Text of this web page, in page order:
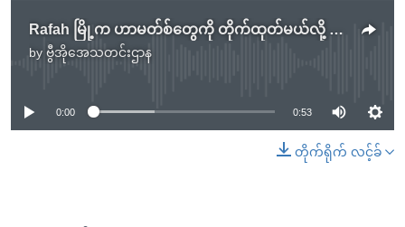
Rafah မြို့က ဟာမတ်စ်တွေကို တိုက်ထုတ်မယ်လို့ အစ္စရေးဝန်ကြီးချုပ် ကြုံးဝါး
by ဗွီအိုအေသတင်းဌာန
No media source currently available
0:00 0:53
တိုက်ရိုက် လင့်ခ်